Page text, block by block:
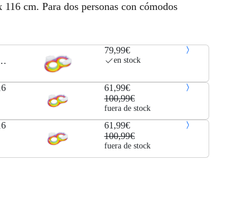
cm. Para dos personas con cómodos
79,99€
en stock
61,99€
100,99€
fuera de stock
61,99€
100,99€
fuera de stock